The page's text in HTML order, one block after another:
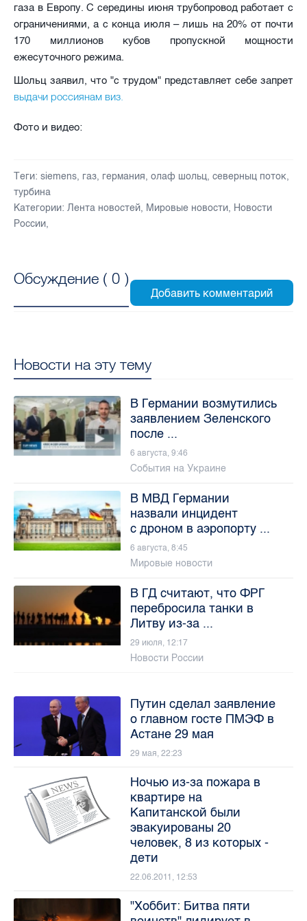
газа в Европу. С середины июня трубопровод работает с
ограничениями, а с конца июля – лишь на 20% от почти
170 миллионов кубов пропускной мощности
ежесуточного режима.
Шольц заявил, что "с трудом" представляет себе запрет
выдачи россиянам виз.
Фото и видео:
Теги: siemens, газ, германия, олаф шольц, северныц поток,
турбина
Категории: Лента новостей, Мировые новости, Новости
России,
Обсуждение ( 0 )
Новости на эту тему
В Германии возмутились
заявлением Зеленского
после ...
6 августа, 9:46
События на Украине
В МВД Германии
назвали инцидент
с дроном в аэропорту ...
6 августа, 8:45
Мировые новости
В ГД считают, что ФРГ
перебросила танки в
Литву из-за ...
29 июля, 12:17
Новости России
Путин сделал заявление
о главном госте ПМЭФ в
Астане 29 мая
29 мая, 22:23
Ночью из-за пожара в
квартире на
Капитанской были
эвакуированы 20
человек, 8 из которых -
дети
22.06.2011, 12:53
"Хоббит: Битва пяти